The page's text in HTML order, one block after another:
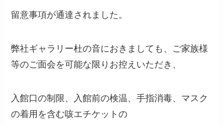
留意事項が通達されました。
弊社ギャラリー杜の音におきましても、ご家族様
等のご面会を可能な限りお控えいただき、
入館口の制限、入館前の検温、手指消毒、マスク
の着用を含む咳エチケットの